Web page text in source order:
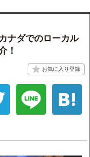
ナダでのローカル
！